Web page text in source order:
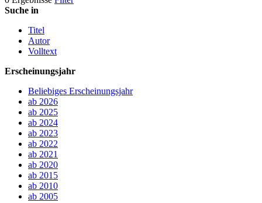
Suche in
Titel
Autor
Volltext
Erscheinungsjahr
Beliebiges Erscheinungsjahr
ab 2026
ab 2025
ab 2024
ab 2023
ab 2022
ab 2021
ab 2020
ab 2015
ab 2010
ab 2005